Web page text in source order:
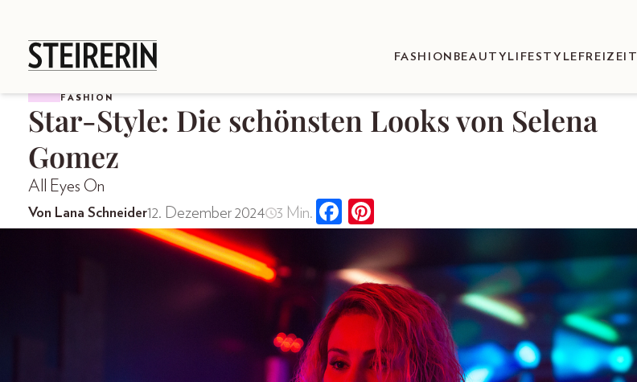
FASHION BEAUTY LIFESTYLE FREIZEIT
FASHION
Star-Style: Die schönsten Looks von Selena
Gomez
All Eyes On
Von Lana Schneider12. Dezember 2024 3 Min.